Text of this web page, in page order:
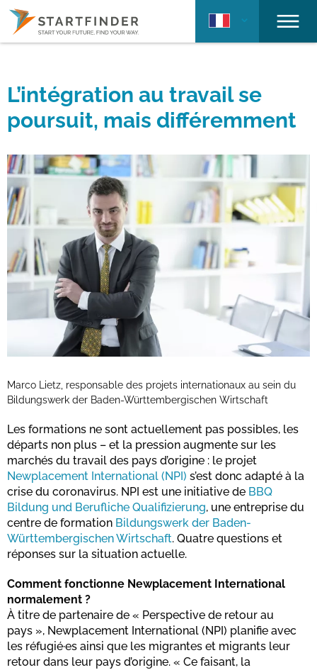
L’intégration au travail se
poursuit, mais différemment
Marco Lietz, responsable des projets internationaux au sein du
Bildungswerk der Baden-Württembergischen Wirtschaft
Les formations ne sont actuellement pas possibles, les
départs non plus – et la pression augmente sur les
marchés du travail des pays d’origine : le projet
Newplacement International (NPI) s’est donc adapté à la
crise du coronavirus. NPI est une initiative de BBQ
Bildung und Berufliche Qualifizierung, une entreprise du
centre de formation Bildungswerk der Baden-
Württembergischen Wirtschaft. Quatre questions et
réponses sur la situation actuelle.
Comment fonctionne Newplacement International
normalement ?
À titre de partenaire de « Perspective de retour au
pays », Newplacement International (NPI) planifie avec
les réfugié·es ainsi que les migrantes et migrants leur
retour dans leur pays d’origine. « Ce faisant, la